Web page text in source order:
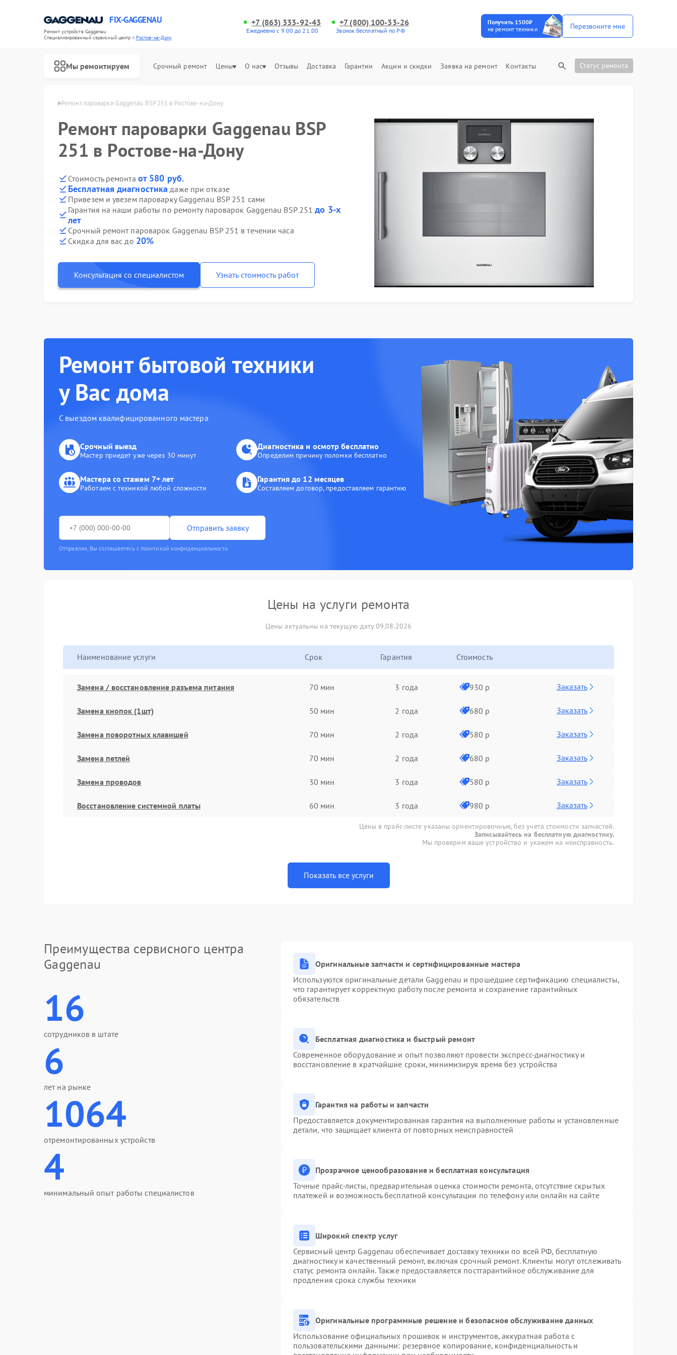
FIX-GAGGENAU
Ремонт устройств Gaggenau
Специализированный cервисный центр г.Ростов-на-Дону
+7 (863) 333-92-43
Ежедневно с 9:00 до 21:00
+7 (800) 100-33-26
Звонок бесплатный по РФ
Получить 1500₽
на ремонт техники
Перезвоните мне
Мы ремонтируем Срочный ремонт Цены О нас Отзывы Доставка Гарантии Акции и скидки Заявка на ремонт Контакты Статус ремонта
в Ростове-на-Дону Ремонт пароварки Gaggenau BSP 251 в Ростове-на-Дону
Ремонт пароварки Gaggenau BSP
251 в Ростове-на-Дону
Стоимость ремонта от 580 руб.
Бесплатная диагностика даже при отказе
Привезем и увезем пароварку Gaggenau BSP 251 сами
Гарантия на наши работы по ремонту пароварок Gaggenau BSP 251до 3-х
лет
Срочный ремонт пароварок Gaggenau BSP 251 в течении часа
Скидка для вас до 20%
Консультация со специалистом Узнать стоимость работ
Ремонт бытовой техники
у Вас дома
С выездом квалифицированного мастера
Срочный выезд
Мастер приедет уже через 30 минут
Диагностика и осмотр бесплатно
Определим причину поломки бесплатно
Мастера со стажем 7+ лет
Работаем с техникой любой сложности
Гарантия до 12 месяцев
Составляем договор, предоставляем гарантию
Отправить заявку
Отправляя, Вы соглашаетесь с политикой конфиденциальности
Цены на услуги ремонта
Цены актуальны на текущую дату 09.08.2026
Наименование услуги Срок Гарантия Стоимость
Замена / восстановление разъема питания 70 мин 3 года 930 р Заказать
Замена кнопок (1шт) 50 мин 2 года 680 р Заказать
Замена поворотных клавишей 70 мин 2 года 580 р Заказать
Замена петлей 70 мин 2 года 680 р Заказать
Замена проводов 30 мин 3 года 580 р Заказать
Восстановление системной платы 60 мин 3 года 980 р Заказать
Цены в прайс-листе указаны ориентировочные, без учета стоимости запчастей.
Записывайтесь на бесплатную диагностику.
Мы проверим ваше устройство и укажем на неисправность.
Показать все услуги
Преимущества сервисного центра
Gaggenau
16
сотрудников в штате
6
лет на рынке
1064
отремонтированных устройств
4
минимальный опыт работы специалистов
Оригинальные запчасти и сертифицированные мастера
Используются оригинальные детали Gaggenau и прошедшие сертификацию специалисты,
что гарантирует корректную работу после ремонта и сохранение гарантийных
обязательств
Бесплатная диагностика и быстрый ремонт
Современное оборудование и опыт позволяют провести экспресс-диагностику и
восстановление в кратчайшие сроки, минимизируя время без устройства
Гарантия на работы и запчасти
Предоставляется документированная гарантия на выполненные работы и установленные
детали, что защищает клиента от повторных неисправностей
Прозрачное ценообразование и бесплатная консультация
Точные прайс-листы, предварительная оценка стоимости ремонта, отсутствие скрытых
платежей и возможность бесплатной консультации по телефону или онлайн на сайте
Широкий спектр услуг
Сервисный центр Gaggenau обеспечивает доставку техники по всей РФ, бесплатную
диагностику и качественный ремонт, включая срочный ремонт. Клиенты могут отслеживать
статус ремонта онлайн. Также предоставляется постгарантийное обслуживание для
продления срока службы техники
Оригинальные программные решение и безопасное обслуживание данных
Использование официальных прошивок и инструментов, аккуратная работа с
пользовательскими данными: резервное копирование, конфиденциальность и